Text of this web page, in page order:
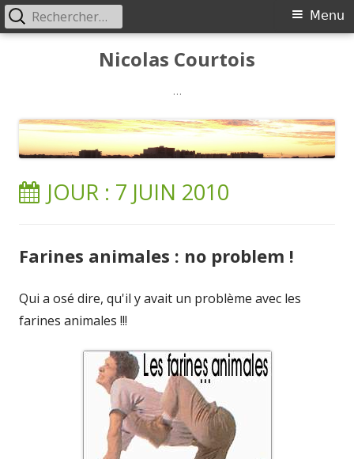
Nicolas Courtois
…
Menu
Menu
Rechercher :
JOUR : 7 JUIN 2010
Farines animales : no problem !
Qui a osé dire, qu'il y avait un problème avec les
farines animales !!!